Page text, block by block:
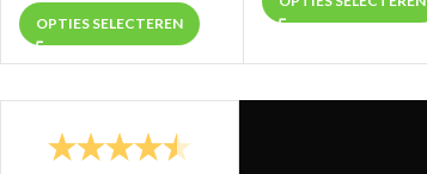
OPTIES SELECTEREN